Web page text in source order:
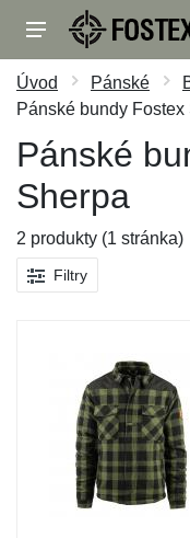
Úvod Pánské
Pánské bundy Fostex
Pánské
Sherpa
2 produkty (1 stránka)
Filtry